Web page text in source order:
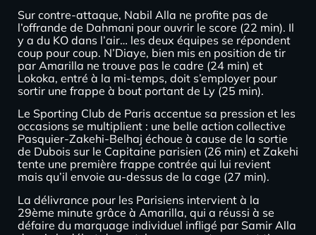
Sur contre-attaque, Nabil Alla ne profite pas de
l’offrande de Dahmani pour ouvrir le score (22 min). Il
y a du KO dans l’air… les deux équipes se répondent
coup pour coup. N’Diaye, bien mis en position de tir
par Amarilla ne trouve pas le cadre (24 min) et
Lokoka, entré à la mi-temps, doit s’employer pour
sortir une frappe à bout portant de Ly (25 min).
Le Sporting Club de Paris accentue sa pression et les
occasions se multiplient : une belle action collective
Pasquier-Zakehi-Belhaj échoue à cause de la sortie
de Dubois sur le Capitaine parisien (26 min) et Zakehi
tente une première frappe contrée qui lui revient
mais qu’il envoie au-dessus de la cage (27 min).
La délivrance pour les Parisiens intervient à la
29ème minute grâce à Amarilla, qui a réussi à se
défaire du marquage individuel infligé par Samir Alla